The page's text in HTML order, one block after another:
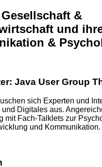
&
und
&
Java User Group
sich Experten und
und Digitales aus.
mit Fach-Talklets zur
und Kommunikation.